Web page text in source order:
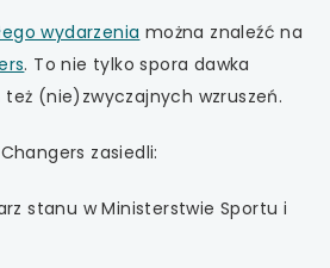
link otwiera się w nowej karcie
wydarzenia uwaga,
link
otwiera
w
można znaleźć na
uwaga,
link
się
. To nie tylko spora dawka
(nie)zwyczajnych wzruszeń.
zasiedli:
stanu w Ministerstwie Sportu i